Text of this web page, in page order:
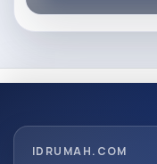
IDRUMAH.COM